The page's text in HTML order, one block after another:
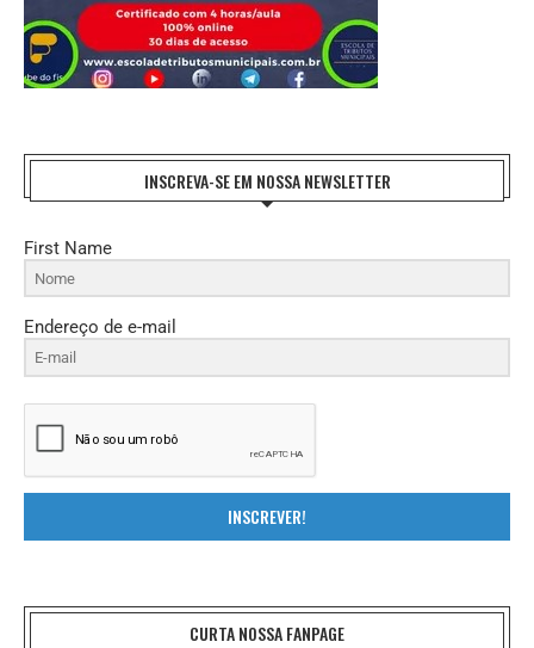
INSCREVA-SE EM NOSSA NEWSLETTER
First Name
Endereço de e-mail
INSCREVER!
CURTA NOSSA FANPAGE